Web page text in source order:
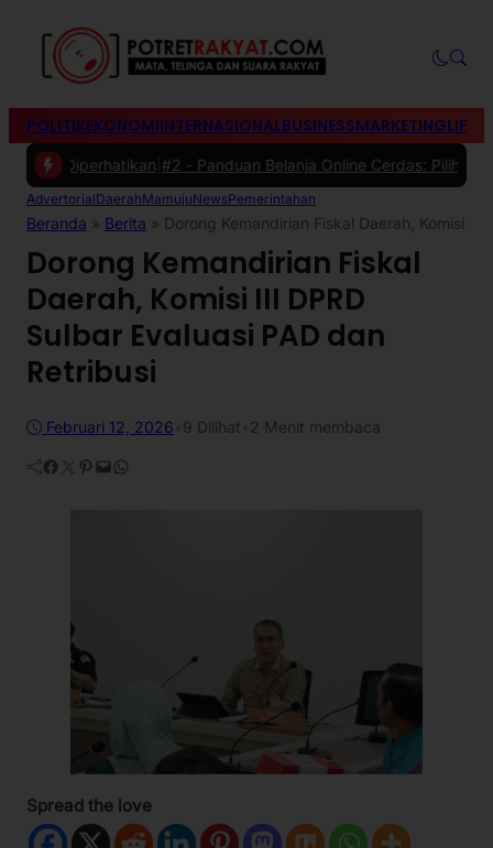
POLITIKEKONOMIINTERNASIONALBUSINESSMARKETING
|#2 -Panduan Belanja Online Cerdas: Pilih Produk
AdvertorialDaerahMamujuNewsPemerintahan
Beranda » Berita » Dorong Kemandirian Fiskal Daerah, Komisi III
Dorong Kemandirian Fiskal
Daerah, Komisi III DPRD
Sulbar Evaluasi PAD dan
Retribusi
Februari 12, 2026 9 Dilihat 2 Menit membaca
Facebook Twitter Pinterest Mail WhatsApp
Spread the love